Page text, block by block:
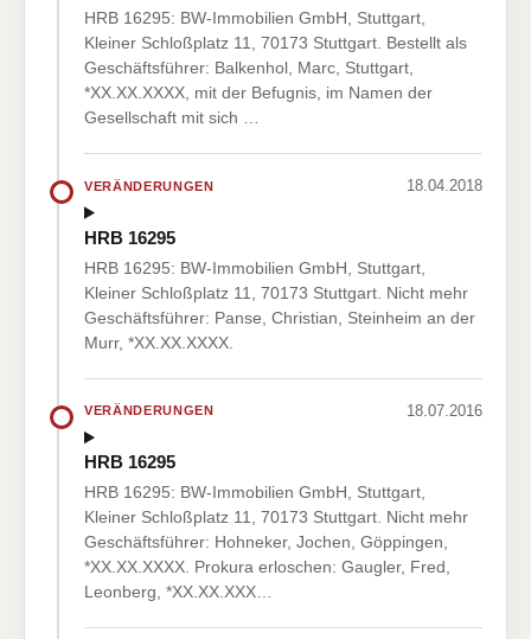
HRB 16295: BW-Immobilien GmbH, Stuttgart,
Kleiner Schloßplatz 11, 70173 Stuttgart. Bestellt als
Geschäftsführer: Balkenhol, Marc, Stuttgart,
*XX.XX.XXXX, mit der Befugnis, im Namen der
Gesellschaft mit sich …
VERÄNDERUNGEN 18.04.2018
HRB 16295
HRB 16295: BW-Immobilien GmbH, Stuttgart,
Kleiner Schloßplatz 11, 70173 Stuttgart. Nicht mehr
Geschäftsführer: Panse, Christian, Steinheim an der
Murr, *XX.XX.XXXX.
VERÄNDERUNGEN 18.07.2016
HRB 16295
HRB 16295: BW-Immobilien GmbH, Stuttgart,
Kleiner Schloßplatz 11, 70173 Stuttgart. Nicht mehr
Geschäftsführer: Hohneker, Jochen, Göppingen,
*XX.XX.XXXX. Prokura erloschen: Gaugler, Fred,
Leonberg, *XX.XX.XXX…